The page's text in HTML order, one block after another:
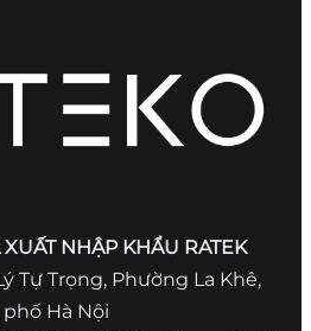
NHẬP KHẨU RATEK
Tự Trọng, Phường La Khê,
Hà Nội